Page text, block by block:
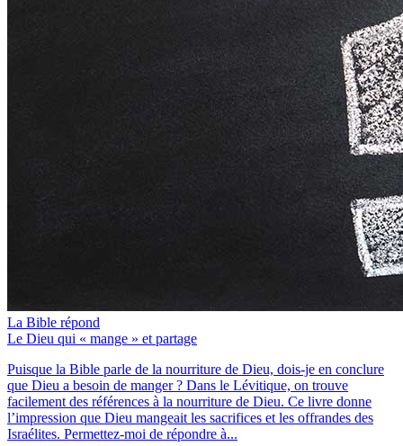
La Bible répond
Le Dieu qui « mange » et partage
Puisque la Bible parle de la nourriture de Dieu, dois-je en conclure
que Dieu a besoin de manger ? Dans le Lévitique, on trouve
facilement des références à la nourriture de Dieu. Ce livre donne
l’impression que Dieu mangeait les sacrifices et les offrandes des
Israélites. Permettez-moi de répondre à...